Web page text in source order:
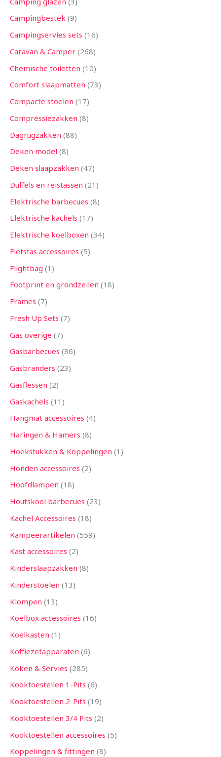
Campingbestek 9
Campingservies sets 16
Caravan & Camper 268
Chemische toiletten 10
Comfort slaapmatten 73
Compacte stoelen 17
Compressiezakken 8
Dagrugzakken 88
Deken model 8
Deken slaapzakken 47
Duffels en reistassen 21
Elektrische barbecues 8
Elektrische kachels 17
Elektrische koelboxen 34
Fietstas accessoires 5
Flightbag 1
Footprint en grondzeilen 18
Frames 7
Fresh Up Sets 7
Gas overige 7
Gasbarbecues 36
Gasbranders 23
Gasflessen 2
Gaskachels 11
Hangmat accessoires 4
Haringen & Hamers 8
Hoekstukken & Koppelingen 1
Honden accessoires 2
Hoofdlampen 18
Houtskool barbecues 23
Kachel Accessoires 18
Kampeerartikelen 559
Kast accessoires 2
Kinderslaapzakken 8
Kinderstoelen 13
Klompen 13
Koelbox accessoires 16
Koelkasten 1
Koffiezetapparaten 6
Koken & Servies 285
Kooktoestellen 1-Pits 6
Kooktoestellen 2-Pits 19
Kooktoestellen 3/4 Pits 2
Kooktoestellen accessoires 5
Koppelingen & fittingen 8